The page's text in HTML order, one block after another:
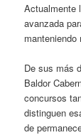
Actualmente
avanzada
De sus más
Baldor
concursos
distinguen
de